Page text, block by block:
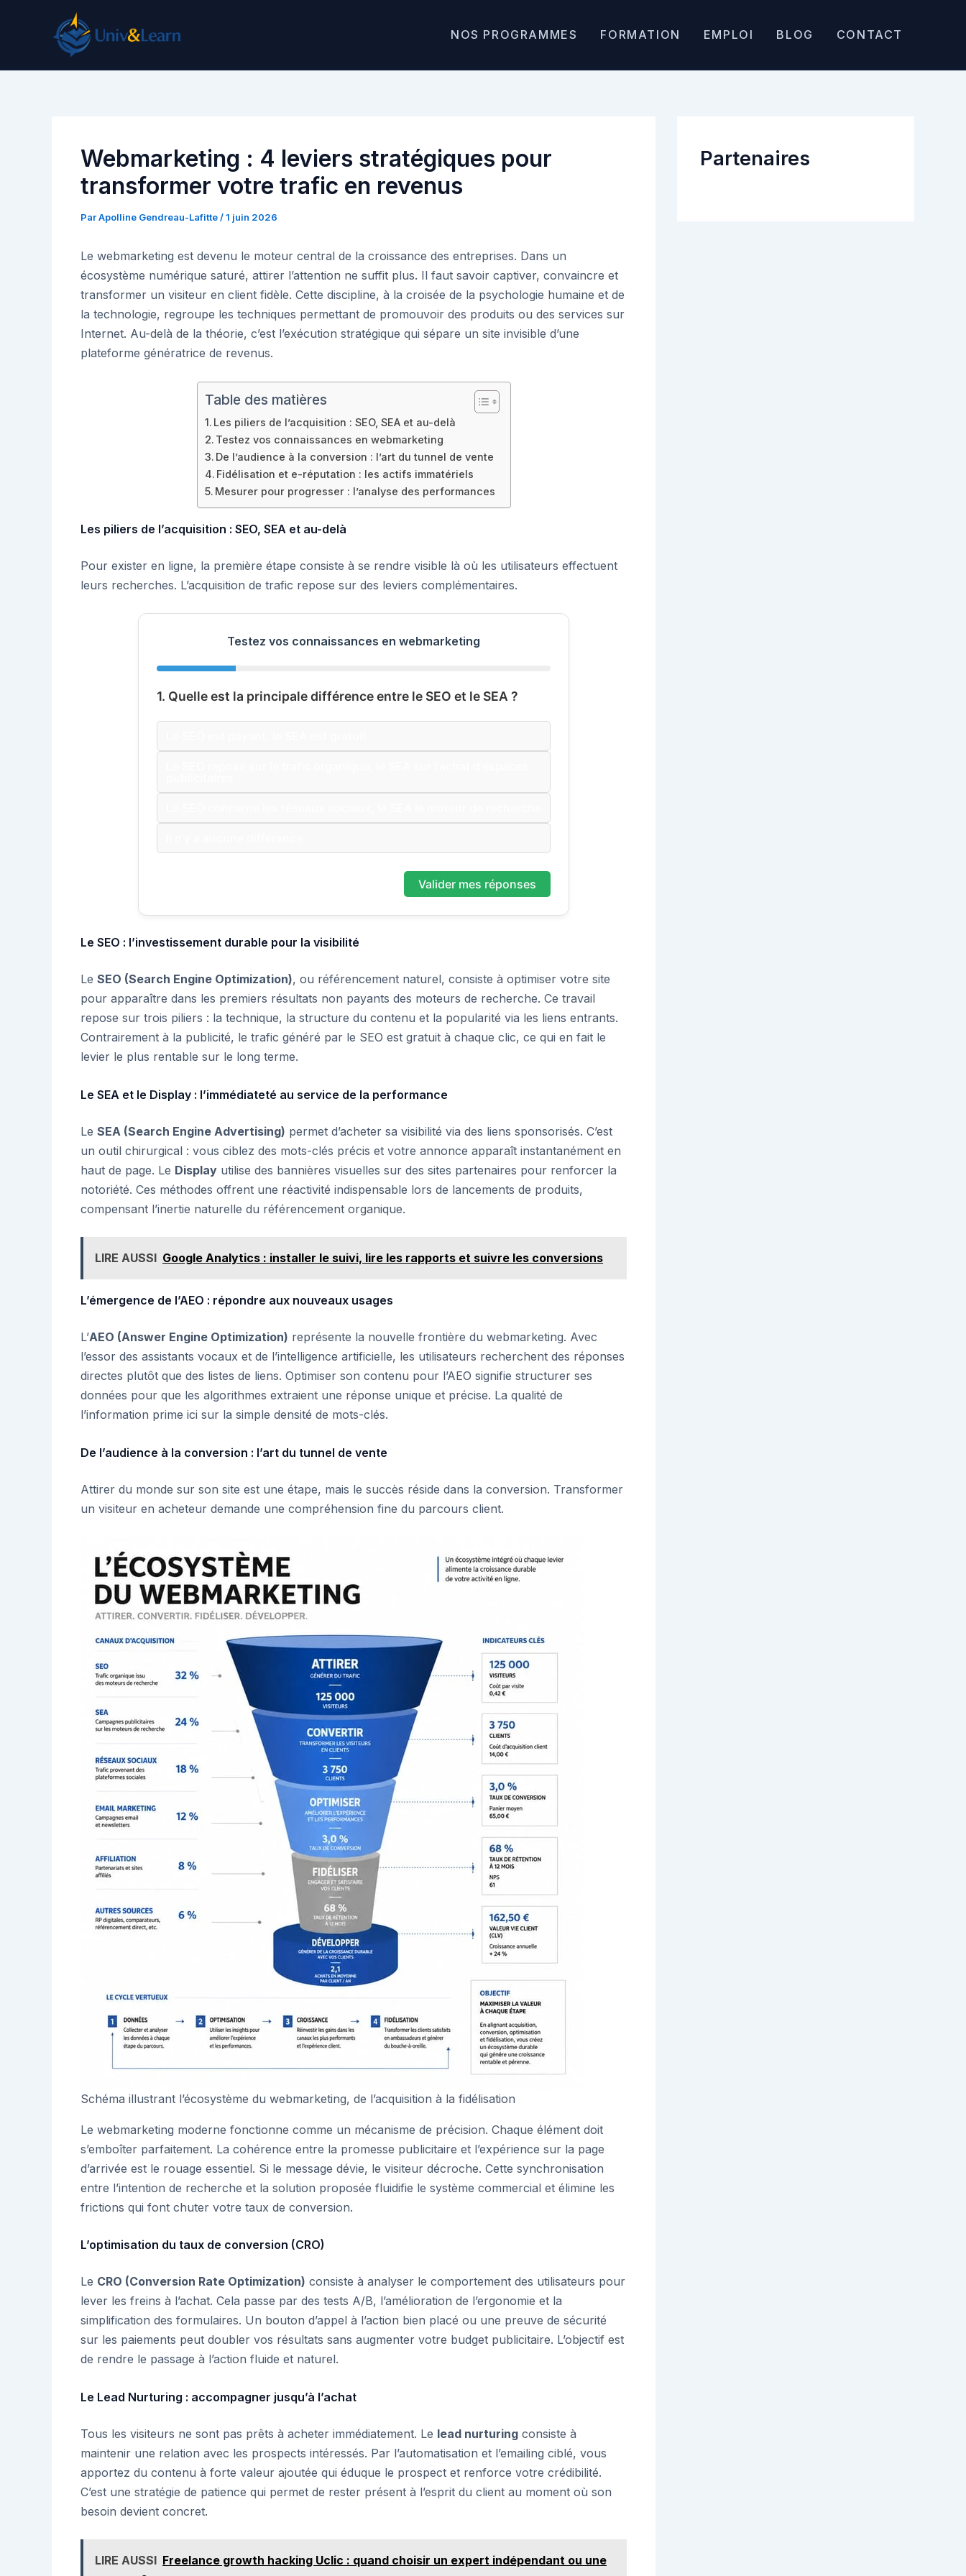
NOS PROGRAMMES FORMATION EMPLOI BLOG CONTACT
Webmarketing : 4 leviers stratégiques pour
transformer votre trafic en revenus
ParApolline Gendreau-Lafitte/1 juin 2026
Le webmarketing est devenu le moteur central de la croissance des entreprises. Dans un
écosystème numérique saturé, attirer l’attention ne suffit plus. Il faut savoir captiver, convaincre et
transformer un visiteur en client fidèle. Cette discipline, à la croisée de la psychologie humaine et de
la technologie, regroupe les techniques permettant de promouvoir des produits ou des services sur
Internet. Au-delà de la théorie, c’est l’exécution stratégique qui sépare un site invisible d’une
plateforme génératrice de revenus.
Table des matières
Les piliers de l’acquisition : SEO, SEA et au-delà
Testez vos connaissances en webmarketing
De l’audience à la conversion : l’art du tunnel de vente
Fidélisation et e-réputation : les actifs immatériels
Mesurer pour progresser : l’analyse des performances
Les piliers de l’acquisition : SEO, SEA et au-delà
Pour exister en ligne, la première étape consiste à se rendre visible là où les utilisateurs effectuent
leurs recherches. L’acquisition de trafic repose sur des leviers complémentaires.
Testez vos connaissances en webmarketing
1. Quelle est la principale différence entre le SEO et le SEA ?
Valider mes réponses
Le SEO : l’investissement durable pour la visibilité
Le SEO (Search Engine Optimization), ou référencement naturel, consiste à optimiser votre site
pour apparaître dans les premiers résultats non payants des moteurs de recherche. Ce travail
repose sur trois piliers : la technique, la structure du contenu et la popularité via les liens entrants.
Contrairement à la publicité, le trafic généré par le SEO est gratuit à chaque clic, ce qui en fait le
levier le plus rentable sur le long terme.
Le SEA et le Display : l’immédiateté au service de la performance
Le SEA (Search Engine Advertising) permet d’acheter sa visibilité via des liens sponsorisés. C’est
un outil chirurgical : vous ciblez des mots-clés précis et votre annonce apparaît instantanément en
haut de page. Le Display utilise des bannières visuelles sur des sites partenaires pour renforcer la
notoriété. Ces méthodes offrent une réactivité indispensable lors de lancements de produits,
compensant l’inertie naturelle du référencement organique.
LIRE AUSSI Google Analytics : installer le suivi, lire les rapports et suivre les conversions
L’émergence de l’AEO : répondre aux nouveaux usages
L’AEO (Answer Engine Optimization) représente la nouvelle frontière du webmarketing. Avec
l’essor des assistants vocaux et de l’intelligence artificielle, les utilisateurs recherchent des réponses
directes plutôt que des listes de liens. Optimiser son contenu pour l’AEO signifie structurer ses
données pour que les algorithmes extraient une réponse unique et précise. La qualité de
l’information prime ici sur la simple densité de mots-clés.
De l’audience à la conversion : l’art du tunnel de vente
Attirer du monde sur son site est une étape, mais le succès réside dans la conversion. Transformer
un visiteur en acheteur demande une compréhension fine du parcours client.
Schéma illustrant l’écosystème du webmarketing, de l’acquisition à la fidélisation
Le webmarketing moderne fonctionne comme un mécanisme de précision. Chaque élément doit
s’emboîter parfaitement. La cohérence entre la promesse publicitaire et l’expérience sur la page
d’arrivée est le rouage essentiel. Si le message dévie, le visiteur décroche. Cette synchronisation
entre l’intention de recherche et la solution proposée fluidifie le système commercial et élimine les
frictions qui font chuter votre taux de conversion.
L’optimisation du taux de conversion (CRO)
Le CRO (Conversion Rate Optimization) consiste à analyser le comportement des utilisateurs pour
lever les freins à l’achat. Cela passe par des tests A/B, l’amélioration de l’ergonomie et la
simplification des formulaires. Un bouton d’appel à l’action bien placé ou une preuve de sécurité
sur les paiements peut doubler vos résultats sans augmenter votre budget publicitaire. L’objectif est
de rendre le passage à l’action fluide et naturel.
Le Lead Nurturing : accompagner jusqu’à l’achat
Tous les visiteurs ne sont pas prêts à acheter immédiatement. Le lead nurturing consiste à
maintenir une relation avec les prospects intéressés. Par l’automatisation et l’emailing ciblé, vous
apportez du contenu à forte valeur ajoutée qui éduque le prospect et renforce votre crédibilité.
C’est une stratégie de patience qui permet de rester présent à l’esprit du client au moment où son
besoin devient concret.
LIRE AUSSI Freelance growth hacking Uclic : quand choisir un expert indépendant ou une
Partenaires